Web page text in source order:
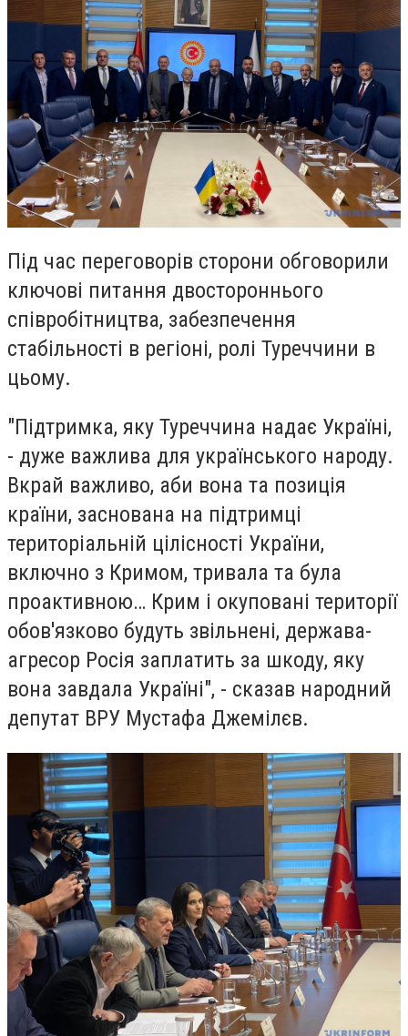
Під час переговорів сторони обговорили
ключові питання двостороннього
співробітництва, забезпечення
стабільності в регіоні, ролі Туреччини в
цьому.
"Підтримка, яку Туреччина надає Україні,
- дуже важлива для українського народу.
Вкрай важливо, аби вона та позиція
країни, заснована на підтримці
територіальній цілісності України,
включно з Кримом, тривала та була
проактивною… Крим і окуповані території
обов'язково будуть звільнені, держава-
агресор Росія заплатить за шкоду, яку
вона завдала Україні", - сказав народний
депутат ВРУ Мустафа Джемілєв.